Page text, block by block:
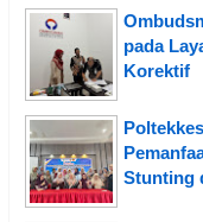
pada
Korektif
Stunting